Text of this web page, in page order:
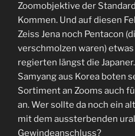
Zoomobjektive der
Kommen. Und auf diesen
Zeiss Jena noch Pentacon
verschmolzen waren)
regierten längst die
Samyang aus Korea boten
Sortiment an Zooms auch
an. Wer sollte da noch ein
mit dem aussterbenden
Gewindeanschluss?